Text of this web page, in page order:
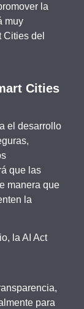
la
muy
del
Cities
el desarrollo
que las
manera que
la
la AI Act
para